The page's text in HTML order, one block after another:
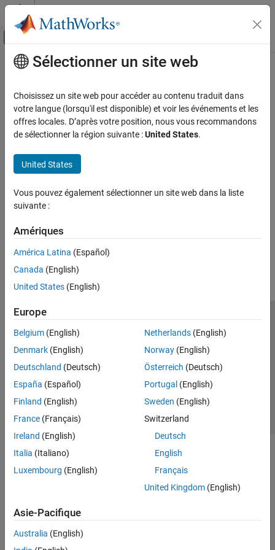
Passer au contenu
Activer/désactiver l'affichage du menu
Accueil de la documentation
Contenu principal
How useful was this information?
Sélectionner un site web
Choisissez un site web pour accéder au contenu traduit dans
votre langue (lorsqu'il est disponible) et voir les événements et les
offres locales. D’après votre position, nous vous recommandons
de sélectionner la région suivante :United States.
United States
Vous pouvez également sélectionner un site web dans la liste
suivante :
Amériques
América Latina (Español)
Canada (English)
United States (English)
Europe
Belgium (English)
Denmark (English)
Deutschland (Deutsch)
España (Español)
Finland (English)
France (Français)
Ireland (English)
Italia (Italiano)
Luxembourg (English)
Netherlands(English)
Norway(English)
Österreich (Deutsch)
Portugal (English)
Sweden (English)
Switzerland
Deutsch
English
Français
United Kingdom(English)
Asie-Pacifique
Australia (English)
Lutte anti-piratage
Contacts locaux
© 1994-2026 The MathWorks, Inc.